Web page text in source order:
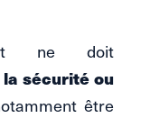
ne doit
sécurité ou
être